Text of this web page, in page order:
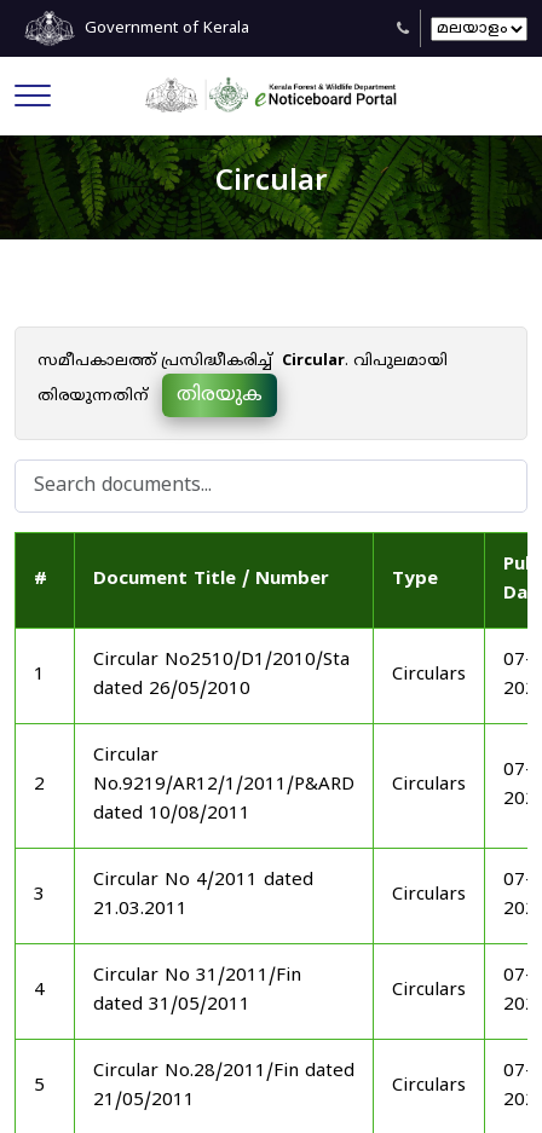
Government of Kerala
Circular
സമീപകാലത്ത് പ്രസിദ്ധീകരിച്ച് Circular. വിപുലമായി
തിരയുന്നതിന്
തിരയുക
# Document Title / Number Type
1
Circular No2510/D1/2010/Sta
dated 26/05/2010
Circulars
07-
2
Circular
No.9219/AR12/1/2011/P&ARD
dated 10/08/2011
Circulars
07-
3
Circular No 4/2011 dated
21.03.2011
Circulars
07-
4
Circular No 31/2011/Fin
dated 31/05/2011
Circulars
07-
5
Circular No.28/2011/Fin dated
21/05/2011
Circulars
07-